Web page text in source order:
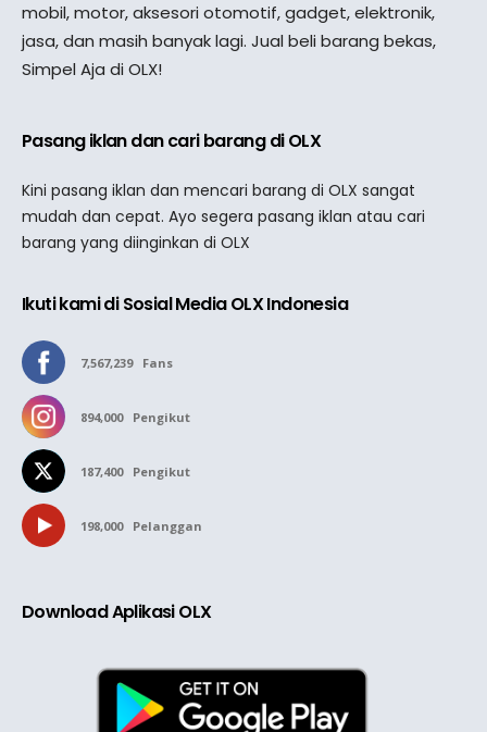
mobil, motor, aksesori otomotif, gadget, elektronik,
jasa, dan masih banyak lagi. Jual beli barang bekas,
Simpel Aja di OLX!
Pasang iklan dan cari barang di OLX
Kini pasang iklan dan mencari barang di OLX sangat
mudah dan cepat. Ayo segera pasang iklan atau cari
barang yang diinginkan di OLX
Ikuti kami di Sosial Media OLX Indonesia
7,567,239 Fans
894,000 Pengikut
187,400 Pengikut
198,000 Pelanggan
Download Aplikasi OLX